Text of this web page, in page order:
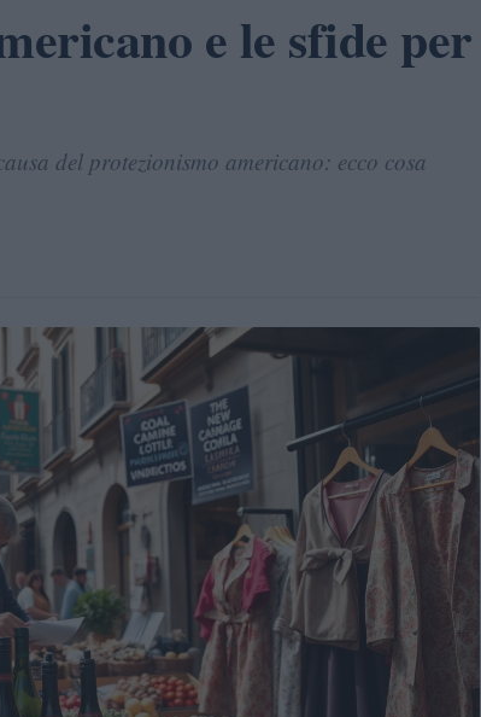
e le sfide per
del protezionismo americano: ecco cosa